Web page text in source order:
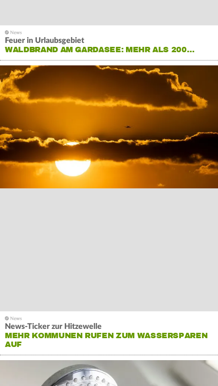
Feuer in Urlaubsgebiet
WALDBRAND AM GARDASEE: MEHR ALS 200…
News-Ticker zur Hitzewelle
MEHR KOMMUNEN RUFEN ZUM WASSERSPAREN
AUF